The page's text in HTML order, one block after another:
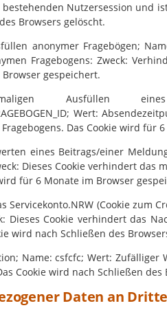
Nutzersession und
Browsers gelöscht.
anonymer Fragebögen;
Fragebogens: Zweck:
gespeichert.
Ausfüllen eines
Wert:
Das Cookie wird für
eines Beitrags/einer
Dieses Cookie verhindert das
für 6 Monate im Browser
Servicekonto.NRW (Cookie zum
Dieses Cookie verhindert das
wird nach Schließen des
Name: csfcfc; Wert:
Cookie wird nach Schließen des
Daten an Dritte